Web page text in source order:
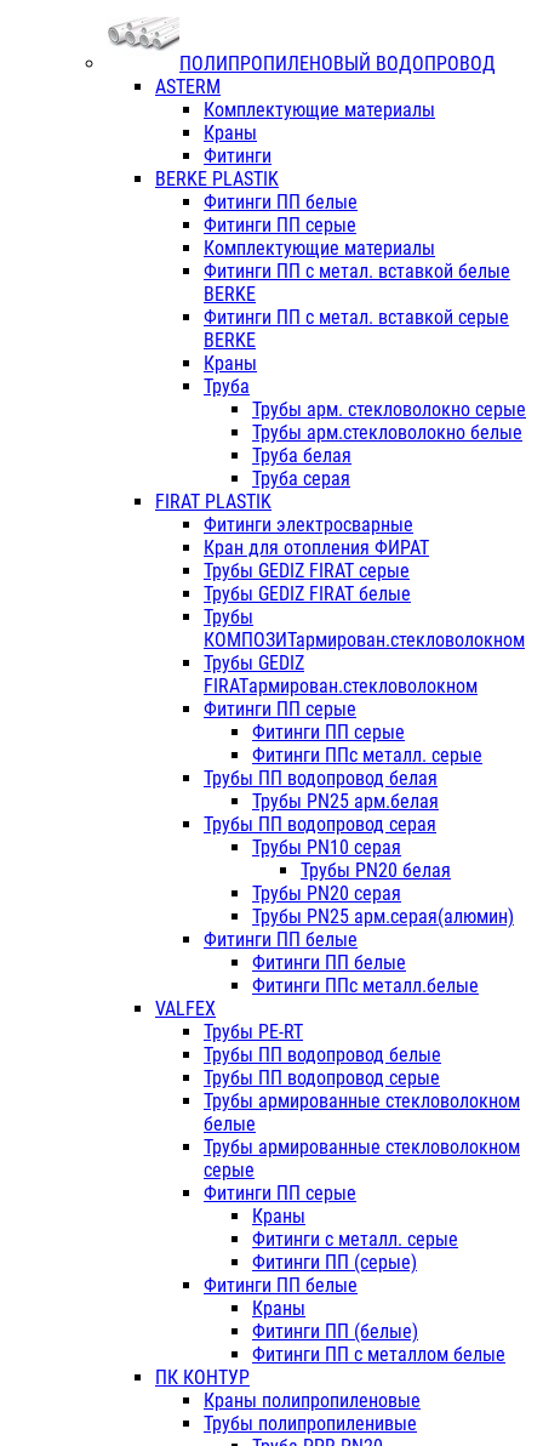
ПОЛИПРОПИЛЕНОВЫЙ ВОДОПРОВОД
ASTERM
Комплектующие материалы
Краны
Фитинги
BERKE PLASTIK
Фитинги ПП белые
Фитинги ПП серые
Комплектующие материалы
Фитинги ПП с метал. вставкой белые
BERKE
Фитинги ПП с метал. вставкой серые
BERKE
Краны
Труба
Трубы арм. стекловолокно серые
Трубы арм.стекловолокно белые
Труба белая
Труба серая
FIRAT PLASTIK
Фитинги электросварные
Кран для отопления ФИРАТ
Трубы GEDIZ FIRAT серые
Трубы GEDIZ FIRAT белые
Трубы
КОМПОЗИТармирован.стекловолокном
Трубы GEDIZ
FIRATармирован.стекловолокном
Фитинги ПП серые
Фитинги ПП серые
Фитинги ППс металл. серые
Трубы ПП водопровод белая
Трубы PN25 арм.белая
Трубы ПП водопровод серая
Трубы PN10 серая
Трубы PN20 белая
Трубы PN20 серая
Трубы PN25 арм.серая(алюмин)
Фитинги ПП белые
Фитинги ПП белые
Фитинги ППс металл.белые
VALFEX
Трубы PE-RT
Трубы ПП водопровод белые
Трубы ПП водопровод серые
Трубы армированные стекловолокном
белые
Трубы армированные стекловолокном
серые
Фитинги ПП серые
Краны
Фитинги с металл. серые
Фитинги ПП (серые)
Фитинги ПП белые
Краны
Фитинги ПП (белые)
Фитинги ПП с металлом белые
ПК КОНТУР
Краны полипропиленовые
Трубы полипропиленивые